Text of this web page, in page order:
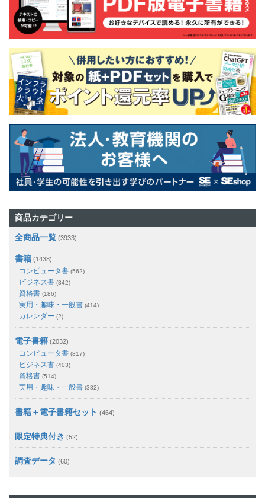
商品カテゴリー
全商品一覧 (3933)
書籍 (1438)
コンピュータ書 (562)
ビジネス書 (342)
資格書 (186)
実用・趣味・一般書 (414)
カレンダー (2)
電子書籍 (2032)
コンピュータ書 (817)
ビジネス書 (403)
資格書 (514)
実用・趣味・一般書 (382)
書籍＋電子書籍セット (464)
限定特典付き (52)
調査データ (60)